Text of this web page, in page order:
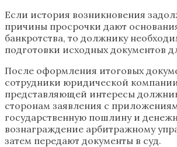
Если история возникновения
причины просрочки дают
банкротства, то должнику
подготовки исходных документов
После оформления итоговых
сотрудники юридической
представляющей интересы
сторонам заявления с
государственную пошлину и
вознаграждение арбитражному
затем передают документы в суд.